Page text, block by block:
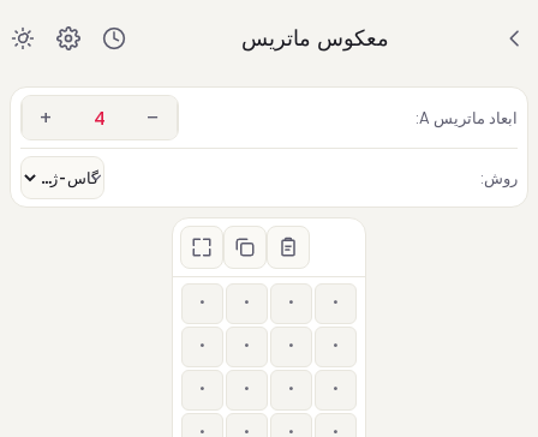
معکوس ماتریس
ابعاد ماتریس A: −
+
روش: